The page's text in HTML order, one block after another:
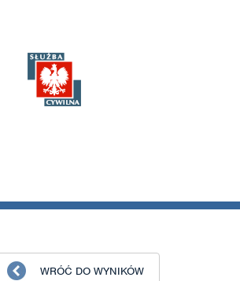
WRÓĆ DO WYNIKÓW